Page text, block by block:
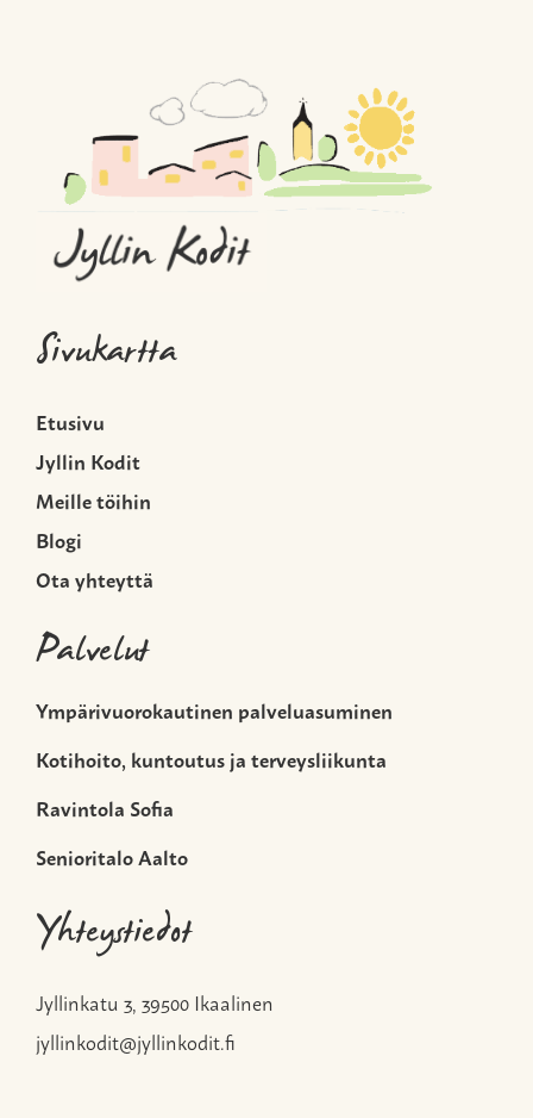
Sivukartta
Etusivu
Jyllin Kodit
Meille töihin
Blogi
Ota yhteyttä
Palvelut
Ympärivuorokautinen palveluasuminen
Kotihoito, kuntoutus ja terveysliikunta
Ravintola Sofia
Senioritalo Aalto
Yhteystiedot
Jyllinkatu 3, 39500 Ikaalinen
jyllinkodit@jyllinkodit.fi